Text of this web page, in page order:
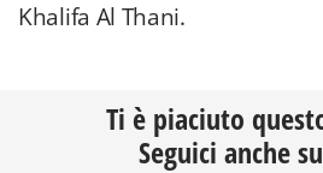
Khalifa Al Thani.
Ti è piaciuto
Seguici anche